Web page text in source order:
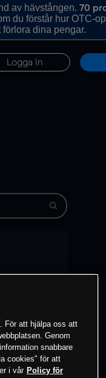
av hävstången. 70
du förstår hur OTC-
dina pengar.
Logga in
För att hjälpa oss att
Genom
snabbare
cookies" för att
i vår Policy för